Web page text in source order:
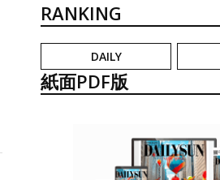
RANKING
DAILY
紙面PDF版